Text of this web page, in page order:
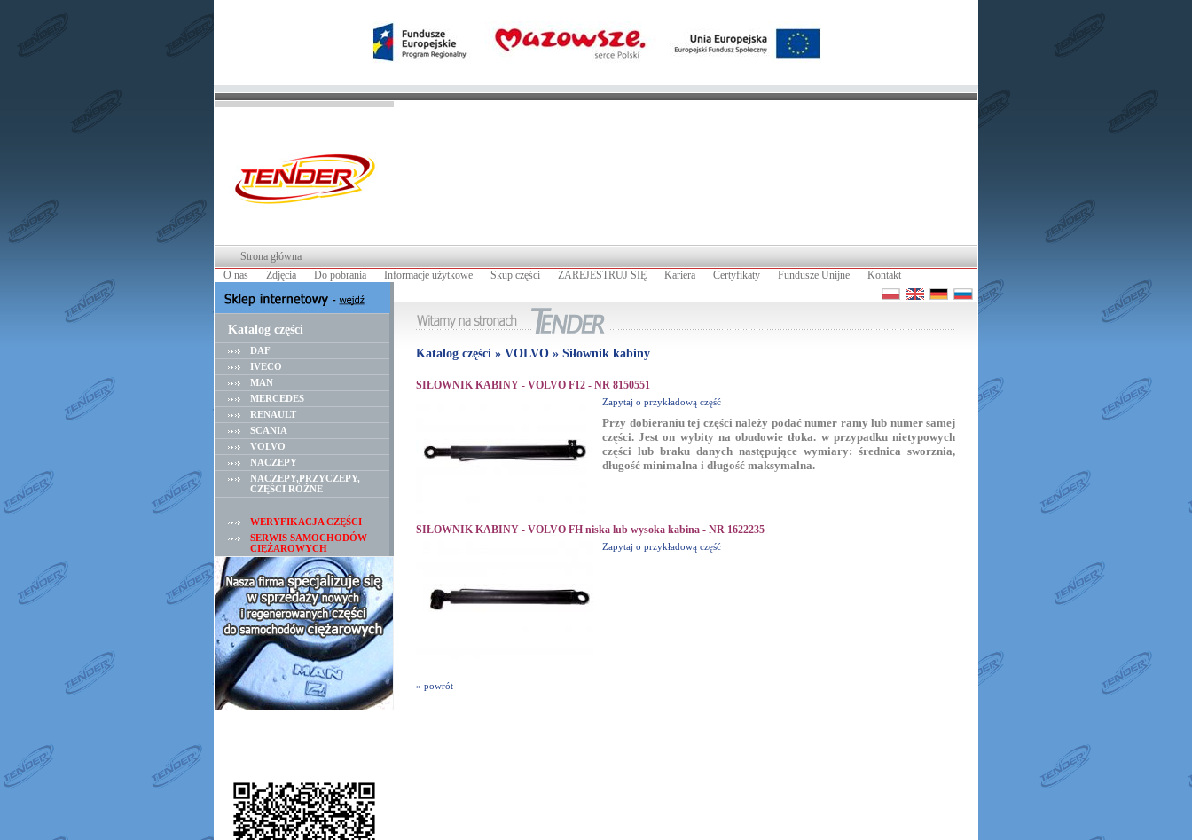
Strona główna
O nas
Zdjęcia Do pobrania Informacje użytkowe Skup części ZAREJESTRUJ SIĘ Kariera Certyfikaty Fundusze Unijne Kontakt
Katalog części
DAF
IVECO
MAN
MERCEDES
RENAULT
SCANIA
VOLVO
NACZEPY
NACZEPY,PRZYCZEPY,
CZĘŚCI RÓŻNE
WERYFIKACJA CZĘŚCI
SERWIS SAMOCHODÓW
CIĘŻAROWYCH
Katalog części » VOLVO » Siłownik kabiny
SIŁOWNIK KABINY - VOLVO F12 - NR 8150551
Zapytaj o przykładową część
Przy dobieraniu tej części należy podać numer ramy lub numer samej
części. Jest on wybity na obudowie tłoka. w przypadku nietypowych
części lub braku danych następujące wymiary: średnica sworznia,
długość minimalna i długość maksymalna.
SIŁOWNIK KABINY - VOLVO FH niska lub wysoka kabina - NR 1622235
Zapytaj o przykładową część
» powrót